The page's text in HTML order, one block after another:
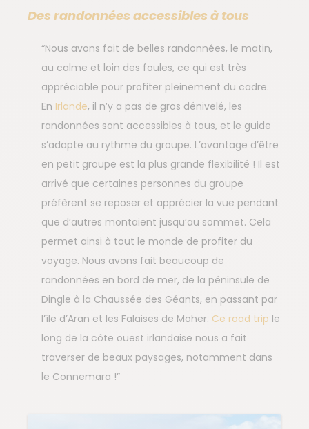
Des randonnées accessibles à tous
“Nous avons fait de belles randonnées, le matin,
au calme et loin des foules, ce qui est très
appréciable pour profiter pleinement du cadre.
En Irlande, il n’y a pas de gros dénivelé, les
randonnées sont accessibles à tous, et le guide
s’adapte au rythme du groupe. L’avantage d’être
en petit groupe est la plus grande flexibilité ! Il est
arrivé que certaines personnes du groupe
préfèrent se reposer et apprécier la vue pendant
que d’autres montaient jusqu’au sommet. Cela
permet ainsi à tout le monde de profiter du
voyage. Nous avons fait beaucoup de
randonnées en bord de mer, de la péninsule de
Dingle à la Chaussée des Géants, en passant par
l’île d’Aran et les Falaises de Moher. Ce road trip le
long de la côte ouest irlandaise nous a fait
traverser de beaux paysages, notamment dans
le Connemara !”